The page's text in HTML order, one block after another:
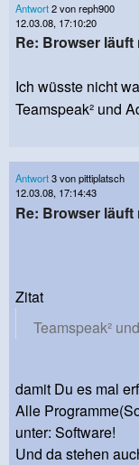
Antwort2 von reph900
12.03.08, 17:10:20
Re: Browser läuft
Ich wüsste nicht
Teamspeak² und
Antwort3 von pittiplatsch
12.03.08, 17:14:43
Re: Browser läuft
Zitat
Teamspeak²
damit Du es mal
Alle
unter: Software!
Und da stehen